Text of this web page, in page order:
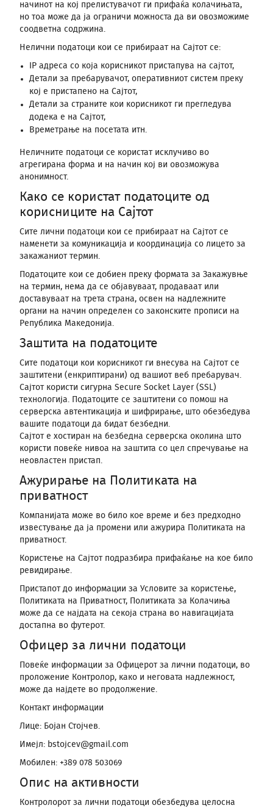
начинот на кој прелистувачот ги прифаќа колачињата,
но тоа може да ја ограничи можноста да ви овозможиме
соодветна содржина.
Нелични податоци кои се прибираат на Сајтот се:
IP адреса со која корисникот пристапува на сајтот,
Детали за пребарувачот, оперативниот систем преку
кој е пристапено на Сајтот,
Детали за страните кои корисникот ги прегледува
додека е на Сајтот,
Времетрање на посетата итн.
Неличните податоци се користат исклучиво во
агрегирана форма и на начин кој ви овозможува
анонимност.
Како се користат податоците од
корисниците на Сајтот
Сите лични податоци кои се прибираат на Сајтот се
наменети за комуникација и координација со лицето за
закажаниот термин.
Податоците кои се добиен преку формата за Закажувње
на термин, нема да се објавуваат, продаваат или
доставуваат на трета страна, освен на надлежните
органи на начин определен со законските прописи на
Република Македонија.
Заштита на податоците
Сите податоци кои корисникот ги внесува на Сајтот се
заштитени (енкриптирани) од вашиот веб пребарувач.
Сајтот користи сигурна Secure Socket Layer (SSL)
технологија. Податоците се заштитени со помош на
серверска автентикација и шифрирање, што обезбедува
вашите податоци да бидат безбедни.
Сајтот е хостиран на безбедна серверска околина што
користи повеќе нивоа на заштита со цел спречување на
неовластен пристап.
Ажурирање на Политиката на
приватност
Компанијата може во било кое време и без предходно
известување да ја промени или ажурира Политиката на
приватност.
Користење на Сајтот подразбира прифаќање на кое било
ревидирање.
Пристапот до информации за Условите за користење,
Политиката на Приватност, Политиката за Колачиња
може да се најдата на секоја страна во навигацијата
достапна во футерот.
Офицер за лични податоци
Повеќе информации за Офицерот за лични податоци, во
проложение Контролор, како и неговата надлежност,
може да најдете во продолжение.
Контакт информации
Лице: Бојан Стојчев.
Имејл: bstojcev@gmail.com
Мобилен: +389 078 503069
Опис на активности
Контролорот за лични податоци обезбедува целосна